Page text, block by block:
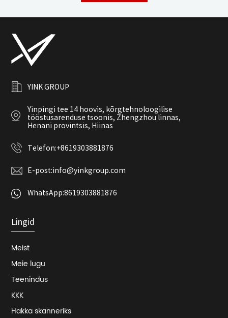
YINK GROUP
Yinpingi tee 14 hoovis, kõrgtehnoloogilise
tööstusarenduse tsoonis, Zhengzhou linnas,
Henani provintsis, Hiinas
Telefon:+8619303881876
E-post:info@yinkgroup.com
WhatsApp:8619303881876
Lingid
Meist
Meie lugu
Teenindus
KKK
Hakka skanneriks